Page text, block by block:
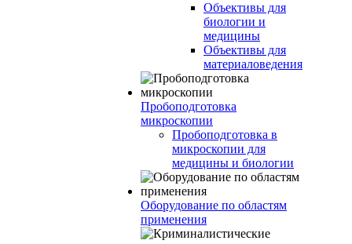
Объективы для
биологии и
медицины
Объективы для
материаловедения
Пробоподготовка
микроскопии
Пробоподготовка в
микроскопии для
медицины и биологии
Оборудование по областям
применения